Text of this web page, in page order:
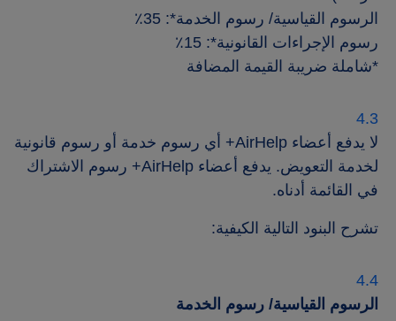
الرسوم القياسية/ رسوم الخدمة*: ‎٪35
رسوم الإجراءات القانونية*: ‎٪15
*شاملة ضريبة القيمة المضافة
لا يدفع أعضاء AirHelp+ أي رسوم خدمة أو رسوم قانونية
لخدمة التعويض. يدفع أعضاء AirHelp+ رسوم الاشتراك
في القائمة أدناه.
تشرح البنود التالية الكيفية:
الرسوم القياسية/ رسوم الخدمة